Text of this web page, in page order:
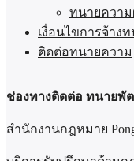
ทนายความ
เงื่อนไขการจ้างท
ติดต่อทนายความ
ช่องทางติดต่อ ทนายพั
สำนักงานกฎหมาย